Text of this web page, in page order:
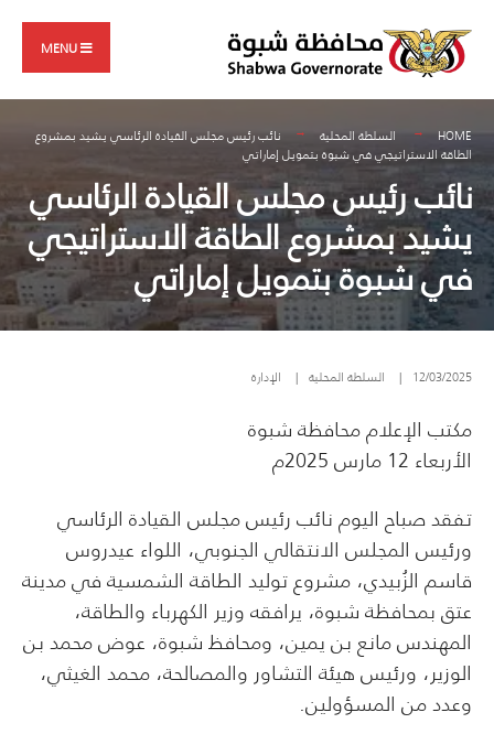
content
MENU
HOME السلطة المحلية
نائب رئيس مجلس القيادة الرئاسي يشيد بمشروع
الطاقة الاستراتيجي في شبوة بتمويل إماراتي
نائب رئيس مجلس القيادة الرئاسي
يشيد بمشروع الطاقة الاستراتيجي
في شبوة بتمويل إماراتي
12/03/2025
| السلطة المحلية | الإدارة
مكتب الإعلام محافظة شبوة
الأربعاء 12 مارس 2025م
تفقد صباح اليوم نائب رئيس مجلس القيادة الرئاسي
ورئيس المجلس الانتقالي الجنوبي، اللواء عيدروس
قاسم الزُبيدي، مشروع توليد الطاقة الشمسية في مدينة
عتق بمحافظة شبوة، يرافقه وزير الكهرباء والطاقة،
المهندس مانع بن يمين، ومحافظ شبوة، عوض محمد بن
الوزير، ورئيس هيئة التشاور والمصالحة، محمد الغيثي،
وعدد من المسؤولين.
for: